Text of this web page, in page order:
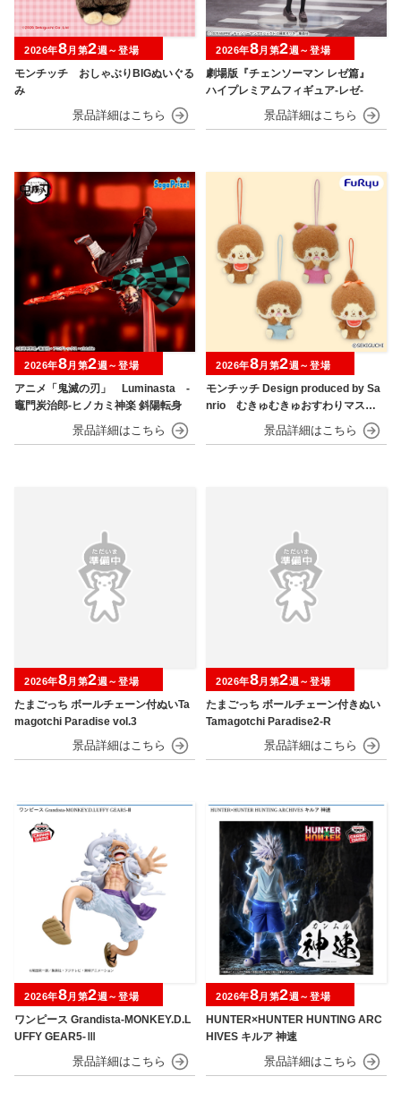
モンチッチ おしゃぶりBIGぬいぐる
み
2026年8月第2週～登場
劇場版『チェンソーマン レゼ篇』
ハイプレミアムフィギュア‐レゼ‐
2026年8月第2週～登場
アニメ「鬼滅の刃」 Luminasta ‐
竈門炭治郎‐ヒノカミ神楽 斜陽転身
2026年8月第2週～登場
モンチッチ Design produced by Sa
nrio むきゅむきゅおすわりマスコ
2026年8月第2週～登場
たまごっち ボールチェーン付ぬいTa
magotchi Paradise vol.3
2026年8月第2週～登場
たまごっち ボールチェーン付きぬい
Tamagotchi Paradise2-R
2026年8月第2週～登場
ワンピース Grandista-MONKEY.D.L
UFFY GEAR5-Ⅲ
2026年8月第2週～登場
HUNTER×HUNTER HUNTING ARC
HIVES キルア 神速
2026年8月第2週～登場